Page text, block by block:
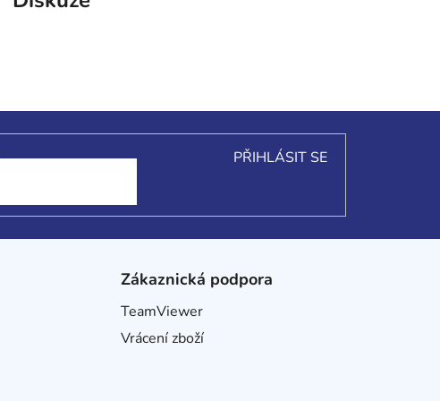
PŘIHLÁSIT SE
Zákaznická podpora
TeamViewer
Vrácení zboží